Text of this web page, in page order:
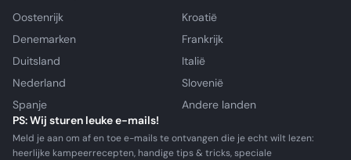
Oostenrijk
Kroatië
Denemarken
Frankrijk
Duitsland
Italië
Nederland
Slovenië
Spanje
Andere landen
PS: Wij sturen leuke e-mails!
Meld je aan om af en toe e-mails te ontvangen die je echt wilt lezen:
heerlijke kampeerrecepten, handige tips & tricks, speciale